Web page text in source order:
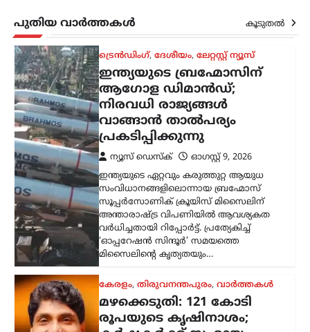
പുതിയ വാർത്തകൾ കൂടുതൽ
വർധിച്ചതായി റിപ്പോർട്ട്. പ്രത്യേകിച്ച്
‘ഓപ്പറേഷൻ സിന്ദൂർ’ സമയത്തെ
മിസൈലിന്റെ കൃത്യതയും…
കേരളം,തിരുവനന്തപുരം,വാർത്തകൾ
മഴക്കെടുതി: 121 കോടി
രൂപയുടെ കൃഷിനാശം;
കർഷകർക്ക് സഹായം
ഉറപ്പെന്ന് മന്ത്രി ടി. സിദ്ദിഖ്
ന്യൂസ് ഡെസ്ക്
ഓഗസ്റ്റ്‌ 9, 2026
സംസ്ഥാനത്തെ ശക്തമായ മഴയും
വെള്ളപ്പൊക്കവും മൂലം കൃഷി മേഖലയിൽ
121 കോടി രൂപയുടെ നഷ്ടമുണ്ടായതായി
കൃഷിമന്ത്രി ടി. സിദ്ദിഖ് അറിയിച്ചു.
മഴക്കെടുതിയിൽ 9,332 ഹെക്ടർ
സ്ഥലത്തെ കൃഷി…
റോയല്‍ എന്‍ഫീല്‍ഡിന്റെ
പുതിയ ഹിമാലയന്‍ 440
സെപ്റ്റംബറില്‍